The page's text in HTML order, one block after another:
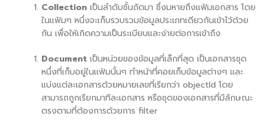
Collection เป็นลำดับชั้นถัดมา ซึ่งมหายถึงแฟ้มเอกสาร โดย
ในแฟ้มๆ หนึ่งจะเก็บรวบรวมข้อมูลประเภทเดียวกันเข้าไว้ด้วย
กัน เพื่อให้เกิดความเป็นระเบียบและง่ายต่อการเข้าถึง
Document เป็นหน่วยของข้อมูลที่เล็กที่สุด เป็นเอกสารชุด
หนึ่งที่เก็บอยู่ในแฟ้มนั้นๆ ทำหน้าที่คอยเก็บข้อมูลต่างๆ และ
แบ่งแต่ละเอกสารด้วยหมายเลขที่เรียกว่า objectId โดย
สามารถถูกเรียกมาทีละเอกสาร หรือชุดของเอกสารที่มีลักษณะ
ตรงตามที่ต้องการด้วยการ filter